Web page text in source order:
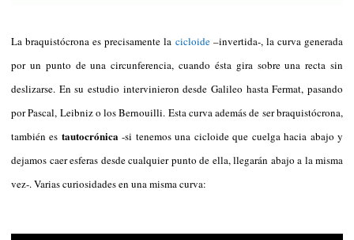
La braquistócrona es precisamente la cicloide–invertida-, la curva generada
por un punto de una circunferencia, cuando ésta gira sobre una recta sin
deslizarse. En su estudio intervinieron desde Galileo hasta Fermat, pasando
por Pascal, Leibniz o los Bernouilli. Esta curva además de ser braquistócrona,
también es tautocrónica-si tenemos una cicloide que cuelga hacia abajo y
dejamos caer esferas desde cualquier punto de ella, llegarán abajo a la misma
vez-. Varias curiosidades en una misma curva: